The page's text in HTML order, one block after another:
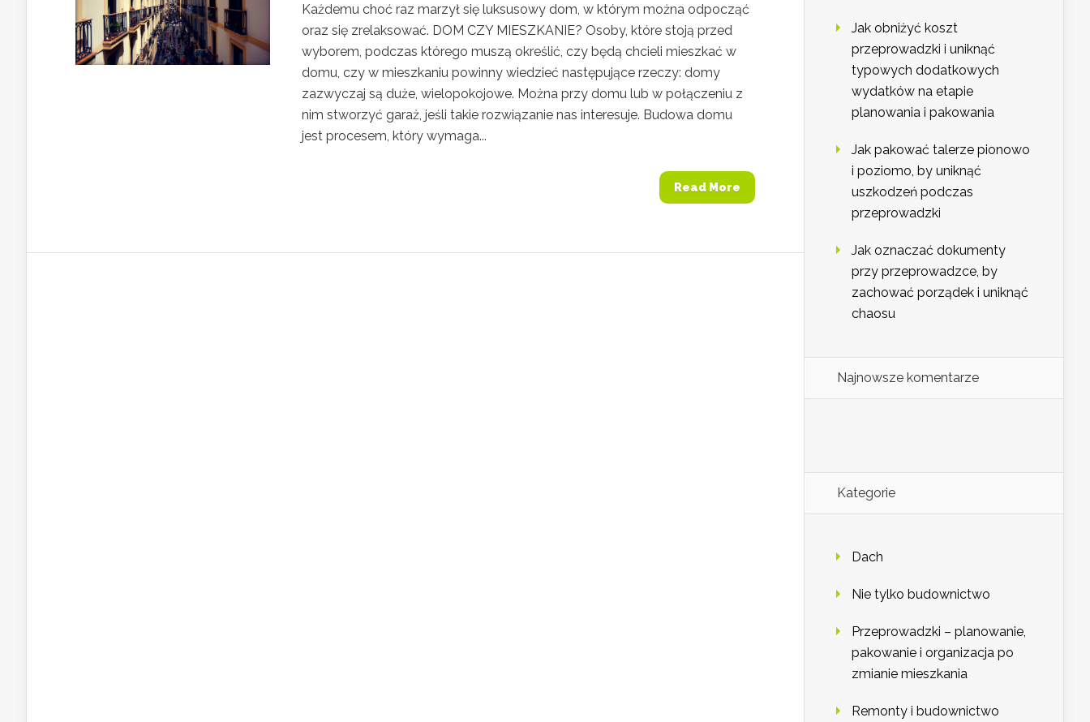
Każdemu choć raz marzył się luksusowy dom, w którym można odpocząć
oraz się zrelaksować. DOM CZY MIESZKANIE? Osoby, które stoją przed
wyborem, podczas którego muszą określić, czy będą chcieli mieszkać w
domu, czy w mieszkaniu powinny wiedzieć następujące rzeczy: domy
zazwyczaj są duże, wielopokojowe. Można przy domu lub w połączeniu z
nim stworzyć garaż, jeśli takie rozwiązanie nas interesuje. Budowa domu
jest procesem, który wymaga...
Read More
Jak obniżyć koszt
przeprowadzki i uniknąć
typowych dodatkowych
wydatków na etapie
planowania i pakowania
Jak pakować talerze pionowo
i poziomo, by uniknąć
uszkodzeń podczas
przeprowadzki
Jak oznaczać dokumenty
przy przeprowadzce, by
zachować porządek i uniknąć
chaosu
Najnowsze komentarze
Kategorie
Dach
Nie tylko budownictwo
Przeprowadzki – planowanie,
pakowanie i organizacja po
zmianie mieszkania
Remonty i budownictwo